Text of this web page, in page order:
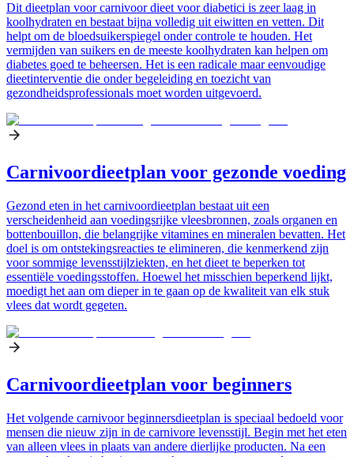
Dit dieetplan voor carnivoor dieet voor diabetici is zeer laag in
koolhydraten en bestaat bijna volledig uit eiwitten en vetten. Dit
helpt om de bloedsuikerspiegel onder controle te houden. Het
vermijden van suikers en de meeste koolhydraten kan helpen om
diabetes goed te beheersen. Het is een radicale maar eenvoudige
dieetinterventie die onder begeleiding en toezicht van
gezondheidsprofessionals moet worden uitgevoerd.
Carnivoordieetplan voor gezonde voeding
Gezond eten in het carnivoordieetplan bestaat uit een
verscheidenheid aan voedingsrijke vleesbronnen, zoals organen en
bottenbouillon, die belangrijke vitamines en mineralen bevatten. Het
doel is om ontstekingsreacties te elimineren, die kenmerkend zijn
voor sommige levensstijlziekten, en het dieet te beperken tot
essentiële voedingsstoffen. Hoewel het misschien beperkend lijkt,
moedigt het aan om dieper in te gaan op de kwaliteit van elk stuk
vlees dat wordt gegeten.
Carnivoordieetplan voor beginners
Het volgende carnivoor beginnersdieetplan is speciaal bedoeld voor
mensen die nieuw zijn in de carnivore levensstijl. Begin met het eten
van alleen vlees in plaats van andere dierlijke producten. Na een